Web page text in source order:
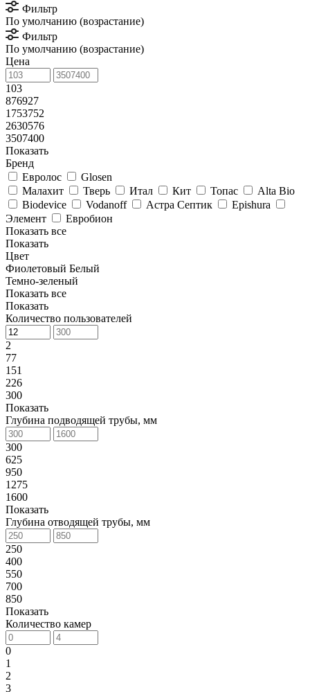
Фильтр
По умолчанию (возрастание)
Фильтр
По умолчанию (возрастание)
Цена
103
876927
1753752
2630576
3507400
Показать
Бренд
Евролос
Glosen
Малахит
Тверь Итал Кит Топас
Alta Bio
Biodevice
Vodanoff Астра Септик
Epishura
Элемент
Евробион
Показать все
Показать
Цвет
Фиолетовый Белый
Темно-зеленый
Показать все
Показать
Количество пользователей
2
77
151
226
300
Показать
Глубина подводящей трубы, мм
300
625
950
1275
1600
Показать
Глубина отводящей трубы, мм
250
400
550
700
850
Показать
Количество камер
0
1
2
3